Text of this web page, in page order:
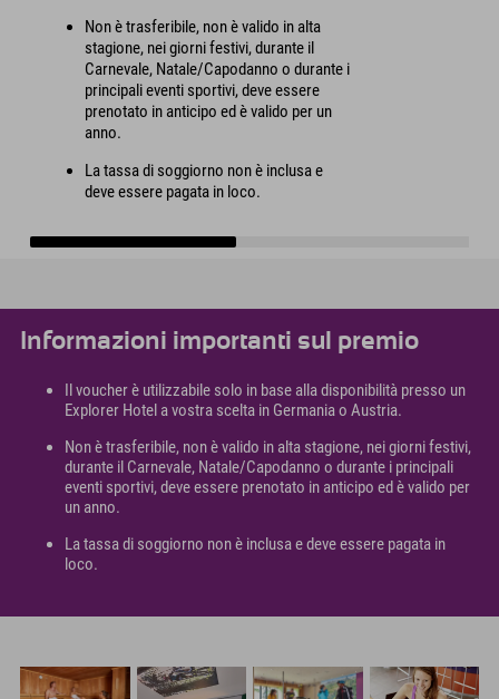
Non è trasferibile, non è valido in alta
stagione, nei giorni festivi, durante il
Carnevale, Natale/Capodanno o durante i
principali eventi sportivi, deve essere
prenotato in anticipo ed è valido per un
anno.
La tassa di soggiorno non è inclusa e
deve essere pagata in loco.
Informazioni importanti sul premio
Il voucher è utilizzabile solo in base alla disponibilità presso un
Explorer Hotel a vostra scelta in Germania o Austria.
Non è trasferibile, non è valido in alta stagione, nei giorni festivi,
durante il Carnevale, Natale/Capodanno o durante i principali
eventi sportivi, deve essere prenotato in anticipo ed è valido per
un anno.
La tassa di soggiorno non è inclusa e deve essere pagata in
loco.